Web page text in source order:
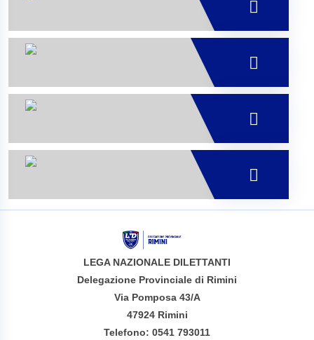
LEGA NAZIONALE DILETTANTI
Delegazione Provinciale di Rimini
Via Pomposa 43/A
47924 Rimini
Telefono: 0541 793011